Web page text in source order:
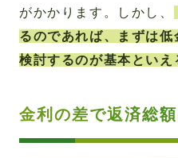
がかかります。しかし、
るのであれば、まずは
検討するのが基本といえ
金利の差で返済総